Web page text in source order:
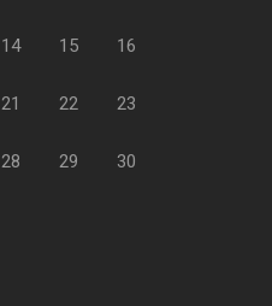
14 15 16
21 22 23
28 29 30